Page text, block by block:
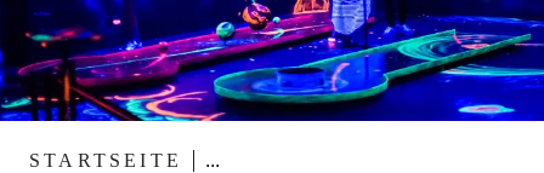
STARTSEITE ...